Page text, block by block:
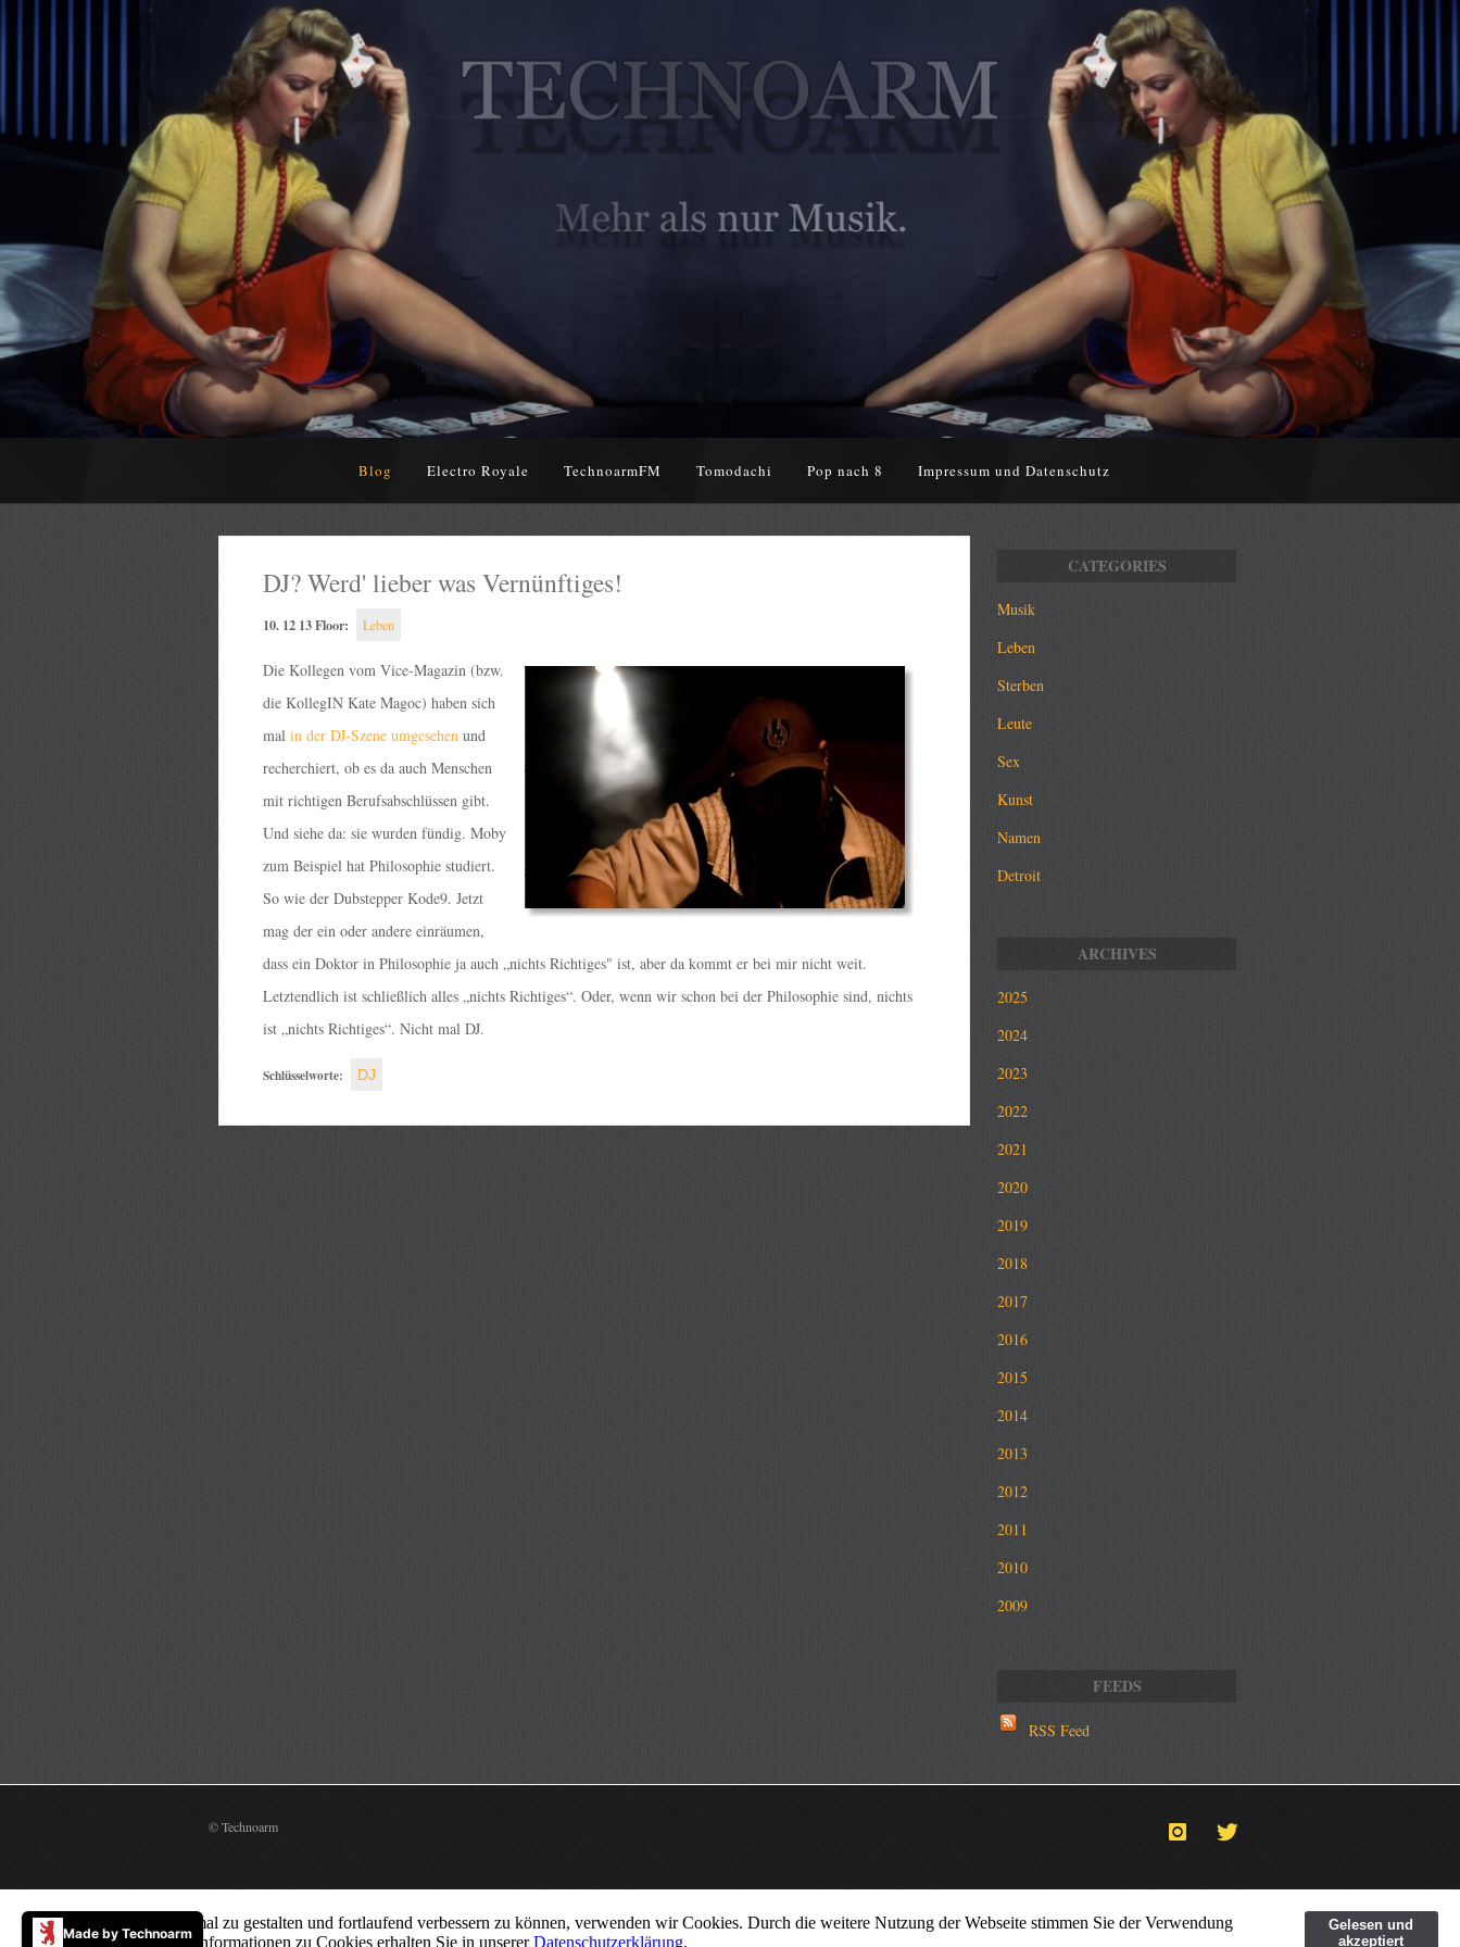
Blog Electro Royale TechnoarmFM Tomodachi Pop nach 8 Impressum und Datenschutz
DJ? Werd' lieber was Vernünftiges!
10. 12 13 Floor: Leben
Die Kollegen vom Vice-Magazin (bzw.
die KollegIN Kate Magoc) haben sich
mal in der DJ-Szene umgesehen und
recherchiert, ob es da auch Menschen
mit richtigen Berufsabschlüssen gibt.
Und siehe da: sie wurden fündig. Moby
zum Beispiel hat Philosophie studiert.
So wie der Dubstepper Kode9. Jetzt
mag der ein oder andere einräumen,
dass ein Doktor in Philosophie ja auch „nichts Richtiges" ist, aber da kommt er bei mir nicht weit.
Letztendlich ist schließlich alles „nichts Richtiges“. Oder, wenn wir schon bei der Philosophie sind, nichts
ist „nichts Richtiges“. Nicht mal DJ.
Schlüsselworte: DJ
Musik
Leben
Sterben
Leute
Sex
Kunst
Namen
Detroit
2025
2024
2023
2022
2021
2020
2019
2018
2017
2016
2015
2014
2013
2012
2011
2010
2009
RSS Feed
© Technoarm
Um unsere Webseite optimal zu gestalten und fortlaufend verbessern zu können, verwenden wir Cookies. Durch die weitere Nutzung der Webseite stimmen Sie der Verwendung
von Cookies zu. Weitere Informationen zu Cookies erhalten Sie in unsererDatenschutzerklärung.
Gelesen und
akzeptiert
Made by Technoarm